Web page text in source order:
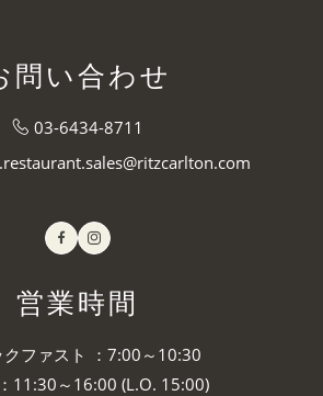
問い合わせ
03-6434-8711
FacebookInstagram
営業時間
クファスト ：7:00～10:30
11:30～16:00 (L.O. 15:00)